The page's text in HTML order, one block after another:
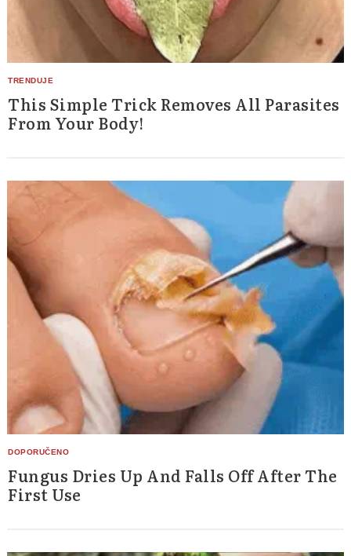
This Simple Trick Removes All Parasites
From Your Body!
Fungus Dries Up And Falls Off After The
First Use